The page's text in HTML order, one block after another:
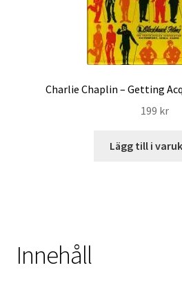
Charlie Chaplin – Getting
199 kr
Lägg till i
Innehåll